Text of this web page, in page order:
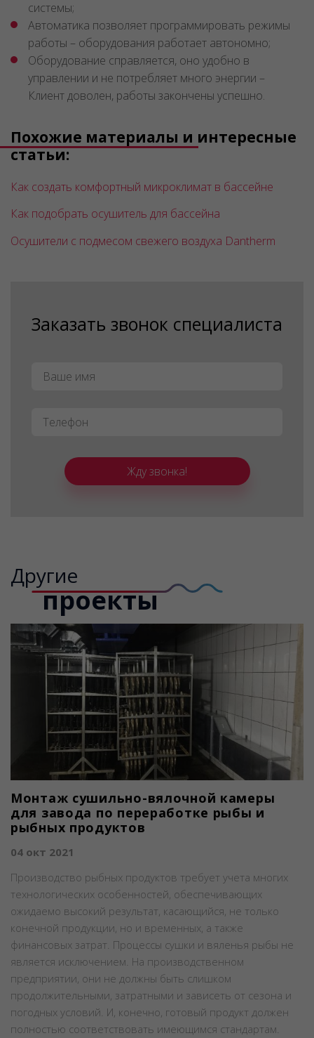
системы;
Автоматика позволяет программировать режимы
работы – оборудования работает автономно;
Оборудование справляется, оно удобно в
управлении и не потребляет много энергии –
Клиент доволен, работы закончены успешно.
Похожие материалы и интересные
статьи:
Как создать комфортный микроклимат в бассейне
Как подобрать осушитель для бассейна
Осушители с подмесом свежего воздуха Dantherm
Заказать звонок специалиста
Имя*
Телефон *
Жду звонка!
Другие
проекты
Монтаж сушильно-вялочной камеры
для завода по переработке рыбы и
рыбных продуктов
04 окт 2021
Производство рыбных продуктов требует учета многих
технологических особенностей, обеспечивающих
ожидаемо высокий результат, касающийся, не только
конечной продукции, но и временных, а также
финансовых затрат. Процессы сушки и вяленья рыбы не
является исключением. На производственном
предприятии, они не должны быть слишком
продолжительными, затратными и зависеть от сезона и
погодных условий. И, конечно, готовый продукт должен
полностью соответствовать имеющимся стандартам.